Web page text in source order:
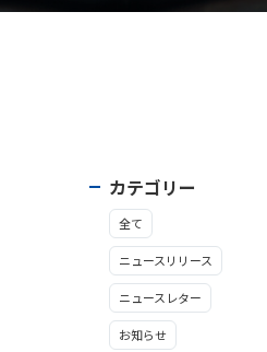
カテゴリー
全て
ニュースリリース
ニュースレター
お知らせ